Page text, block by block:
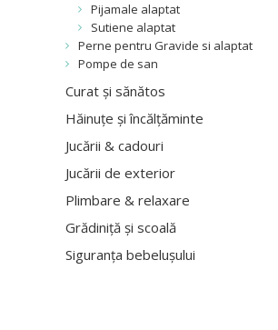
Pijamale alaptat
Sutiene alaptat
Perne pentru Gravide si alaptat
Pompe de san
Curat și sănătos
Hăinuțe și încălțăminte
Jucării & cadouri
Jucării de exterior
Plimbare & relaxare
Grădiniță și scoală
Siguranța bebelușului